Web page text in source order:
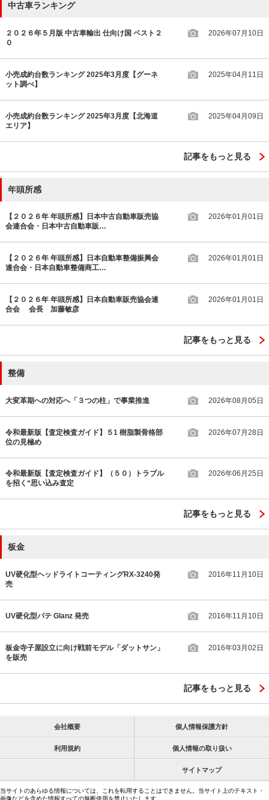
中古車ランキング
２０２６年５月版 中古車輸出 仕向け国 ベスト２
０
2026年07月10日
小売成約台数ランキング 2025年3月度【グーネ
ット調べ】
2025年04月11日
小売成約台数ランキング 2025年3月度【北海道
エリア】
2025年04月09日
記事をもっと見る
年頭所感
【２０２６年 年頭所感】日本中古自動車販売協
会連合会・日本中古自動車販…
2026年01月01日
【２０２６年 年頭所感】日本自動車整備振興会
連合会・日本自動車整備商工…
2026年01月01日
【２０２６年 年頭所感】日本自動車販売協会連
合会 会長 加藤敏彦
2026年01月01日
記事をもっと見る
整備
大変革期への対応へ「３つの柱」で事業推進 2026年08月05日
令和最新版【査定検査ガイド】５1 樹脂製骨格部
位の見極め
2026年07月28日
令和最新版【査定検査ガイド】（５０）トラブル
を招く“思い込み査定
2026年06月25日
記事をもっと見る
板金
UV硬化型ヘッドライトコーティングRX-3240発
売
2016年11月10日
UV硬化型パテ Glanz 発売 2016年11月10日
板金寺子屋設立に向け戦前モデル「ダットサン」
を販売
2016年03月02日
記事をもっと見る
会社概要 個人情報保護方針
利用規約 個人情報の取り扱い
サイトマップ
当サイトのあらゆる情報については、これを転用することはできません。当サイト上のテキスト・
画像などを含めた情報すべての無断使用を禁止いたします。